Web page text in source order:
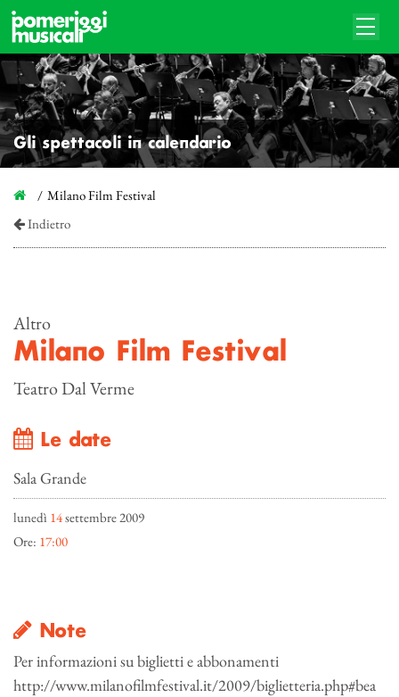
Gli spettacoli in calendario
Milano Film Festival
Indietro
Altro
Milano Film Festival
Teatro Dal Verme
Le date
Sala Grande
lunedì 14settembre 2009
Ore: 17:00
Note
Per informazioni su biglietti e abbonamenti
http://www.milanofilmfestival.it/2009/biglietteria.php#bea